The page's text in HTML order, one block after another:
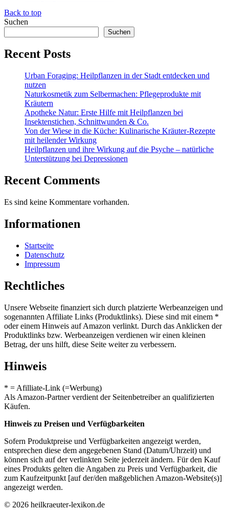
Back to top
Suchen
Suchen
Recent Posts
Urban Foraging: Heilpflanzen in der Stadt entdecken und
nutzen
Naturkosmetik zum Selbermachen: Pflegeprodukte mit
Kräutern
Apotheke Natur: Erste Hilfe mit Heilpflanzen bei
Insektenstichen, Schnittwunden & Co.
Von der Wiese in die Küche: Kulinarische Kräuter-Rezepte
mit heilender Wirkung
Heilpflanzen und ihre Wirkung auf die Psyche – natürliche
Unterstützung bei Depressionen
Recent Comments
Es sind keine Kommentare vorhanden.
Informationen
Startseite
Datenschutz
Impressum
Rechtliches
Unsere Webseite finanziert sich durch platzierte Werbeanzeigen und
sogenannten Affiliate Links (Produktlinks). Diese sind mit einem *
oder einem Hinweis auf Amazon verlinkt. Durch das Anklicken der
Produktlinks bzw. Werbeanzeigen verdienen wir einen kleinen
Betrag, der uns hilft, diese Seite weiter zu verbessern.
Hinweis
* = Afilliate-Link (=Werbung)
Als Amazon-Partner verdient der Seitenbetreiber an qualifizierten
Käufen.
Hinweis zu Preisen und Verfügbarkeiten
Sofern Produktpreise und Verfügbarkeiten angezeigt werden,
entsprechen diese dem angegebenen Stand (Datum/Uhrzeit) und
können sich auf der verlinkten Seite jederzeit ändern. Für den Kauf
eines Produkts gelten die Angaben zu Preis und Verfügbarkeit, die
zum Kaufzeitpunkt [auf der/den maßgeblichen Amazon-Website(s)]
angezeigt werden.
© 2026 heilkraeuter-lexikon.de